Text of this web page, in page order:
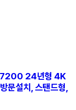
24년형 4K
문설치, 스탠드형,